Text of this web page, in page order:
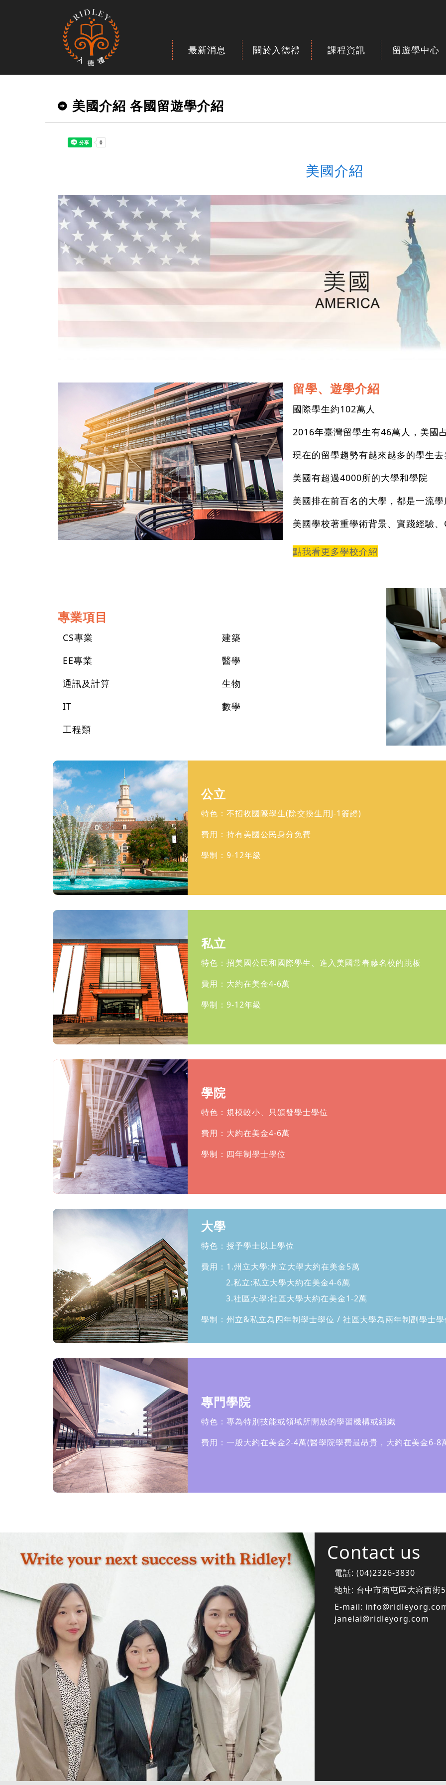
最新消息 關於入德禮 課程資訊 留遊學中心
美國介紹 各國留遊學介紹
美國介紹
留學、遊學介紹
國際學生約102萬人
2016年臺灣留學生有46萬人，美國
現在的留學趨勢有越來越多的學生
美國有超過4000所的大學和學院
美國排在前百名的大學，都是一流
美國學校著重學術背景、實踐經驗
點我看更多學校介紹
專業項目
CS專業
EE專業
通訊及計算
IT
工程類
建築
醫學
生物
數學
公立
特色：不招收國際學生(除交換生用J-1簽證)
費用：持有美國公民身分免費
學制：9-12年級
私立
特色：招美國公民和國際學生、進入美國常春藤名校的跳板
費用：大約在美金4-6萬
學制：9-12年級
學院
特色：規模較小、只頒發學士學位
費用：大約在美金4-6萬
學制：四年制學士學位
大學
特色：授予學士以上學位
費用：1.州立大學:州立大學大約在美金5萬
2.私立:私立大學大約在美金4-6萬
3.社區大學:社區大學大約在美金1-2萬
學制：州立&私立為四年制學士學位 / 社區大學為兩年制副學士
專門學院
特色：專為特別技能或領域所開放的學習機構或組織
費用：一般大約在美金2-4萬(醫學院學費最昂貴，大約在美金6-8
Contact us
電話: (04)2326-3830
地址: 台中市西屯區大容西街
E-mail:
janelai@ridleyorg.com